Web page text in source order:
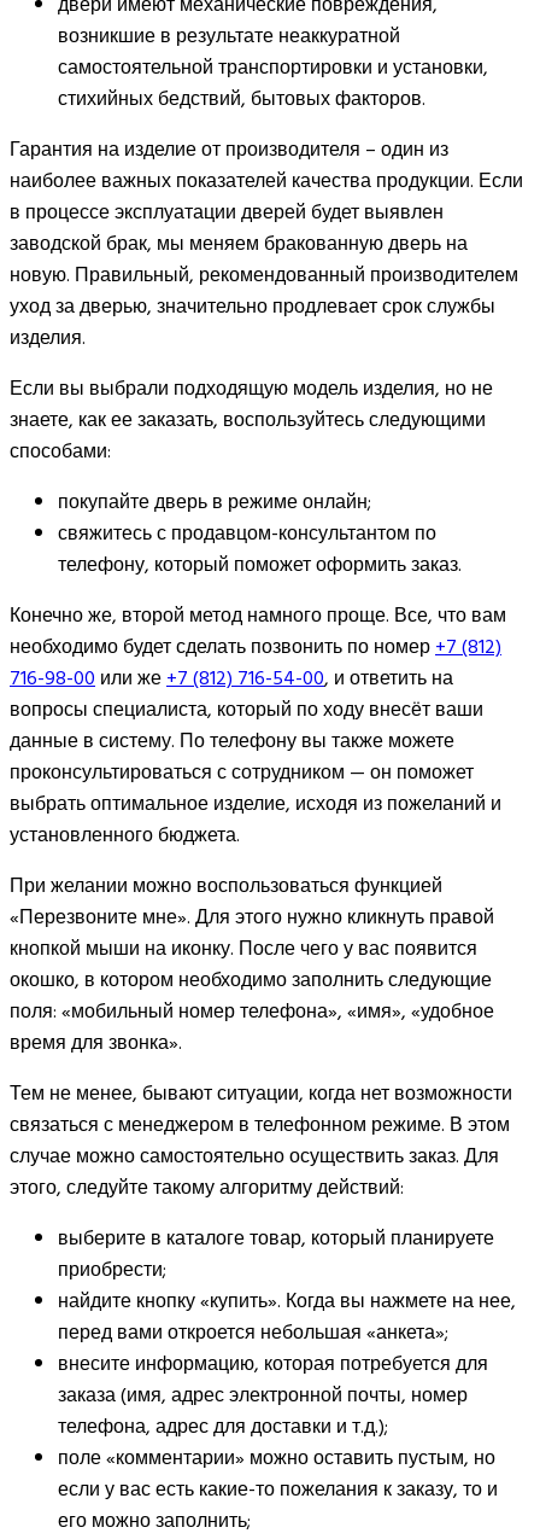
возникшие в результате неаккуратной
самостоятельной транспортировки и установки,
стихийных бедствий, бытовых факторов.
Гарантия на изделие от производителя – один из
наиболее важных показателей качества продукции. Если
в процессе эксплуатации дверей будет выявлен
заводской брак, мы меняем бракованную дверь на
новую. Правильный, рекомендованный производителем
уход за дверью, значительно продлевает срок службы
изделия.
Если вы выбрали подходящую модель изделия, но не
знаете, как ее заказать, воспользуйтесь следующими
способами:
покупайте дверь в режиме онлайн;
свяжитесь с продавцом-консультантом по
телефону, который поможет оформить заказ.
Конечно же, второй метод намного проще. Все, что вам
необходимо будет сделать позвонить по номер+7 (812)
716-98-00или же+7 (812) 716-54-00, и ответить на
вопросы специалиста, который по ходу внесёт ваши
данные в систему. По телефону вы также можете
проконсультироваться с сотрудником — он поможет
выбрать оптимальное изделие, исходя из пожеланий и
установленного бюджета.
При желании можно воспользоваться функцией
«Перезвоните мне». Для этого нужно кликнуть правой
кнопкой мыши на иконку. После чего у вас появится
окошко, в котором необходимо заполнить следующие
поля: «мобильный номер телефона», «имя», «удобное
время для звонка».
Тем не менее, бывают ситуации, когда нет возможности
связаться с менеджером в телефонном режиме. В этом
случае можно самостоятельно осуществить заказ. Для
этого, следуйте такому алгоритму действий:
выберите в каталоге товар, который планируете
приобрести;
найдите кнопку «купить». Когда вы нажмете на нее,
перед вами откроется небольшая «анкета»;
внесите информацию, которая потребуется для
заказа (имя, адрес электронной почты, номер
телефона, адрес для доставки и т.д.);
поле «комментарии» можно оставить пустым, но
если у вас есть какие-то пожелания к заказу, то и
его можно заполнить;